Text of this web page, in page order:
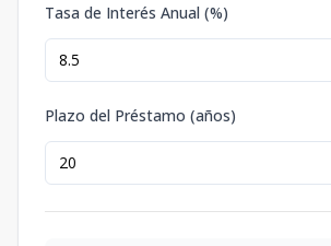
Tasa de Interés Anual (%)
Plazo del Préstamo (años)